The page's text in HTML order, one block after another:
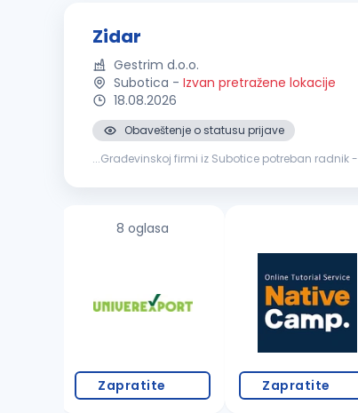
Zidar
Gestrim d.o.o.
Subotica - Izvan pretražene lokacije
18.08.2026
Obaveštenje o statusu prijave
...Građevinskoj firmi iz Subotice potreban radnik -
8 oglasa
Zapratite Zapratite